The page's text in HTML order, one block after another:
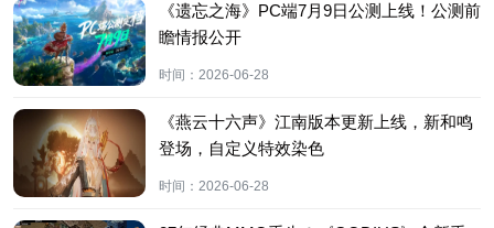
《遗忘之海》PC端7月9日公测上线！公测前
瞻情报公开
时间： 2026-06-28
《燕云十六声》江南版本更新上线，新和鸣
登场，自定义特效染色
时间： 2026-06-28